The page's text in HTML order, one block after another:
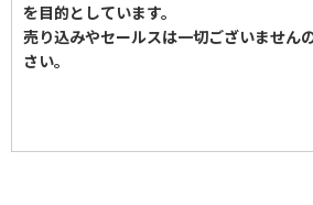
を目的としています。
売り込みやセールスは一切ございません
さい。